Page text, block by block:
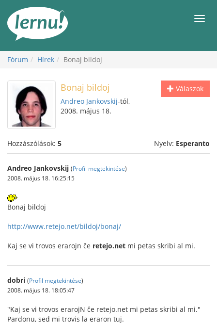
Fórum Hírek Bonaj bildoj
Válaszok
Bonaj bildoj
Andreo Jankovskij-tól,
2008. május 18.
Hozzászólások: 5 Nyelv: Esperanto
Andreo Jankovskij (Profil megtekintése)
2008. május 18. 16:25:15
Bonaj bildoj
http://www.retejo.net/bildoj/bonaj/
Kaj se vi trovos erarojn ĉe retejo.net mi petas skribi al mi.
dobri (Profil megtekintése)
2008. május 18. 18:05:47
"Kaj se vi trovos erarojN ĉe retejo.net mi petas skribi al mi."
Pardonu, sed mi trovis la eraron tuj.